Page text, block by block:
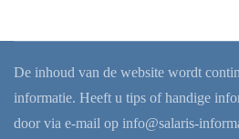
De inhoud van de website wordt
informatie. Heeft u tips of handige
door via e-mail op info@salaris-